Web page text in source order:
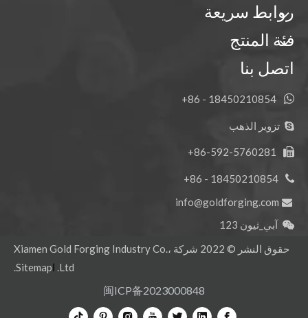
روابط سريعة
فئة المنتج
اتصل بنا

 تزوير الذهب



info@goldforging.com
 آبي_ثيون 123
حقوق النشر © 2022
شركة Xiamen Gold Forging Industry Co.،
Ltd. اSitemap
.
闽ICP备2023000848